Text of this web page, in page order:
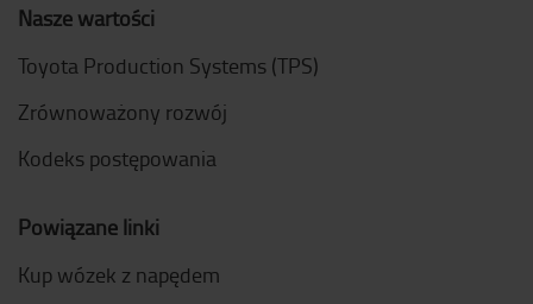
Nasze wartości
Toyota Production Systems (TPS)
Zrównoważony rozwój
Kodeks postępowania
Powiązane linki
Kup wózek z napędem